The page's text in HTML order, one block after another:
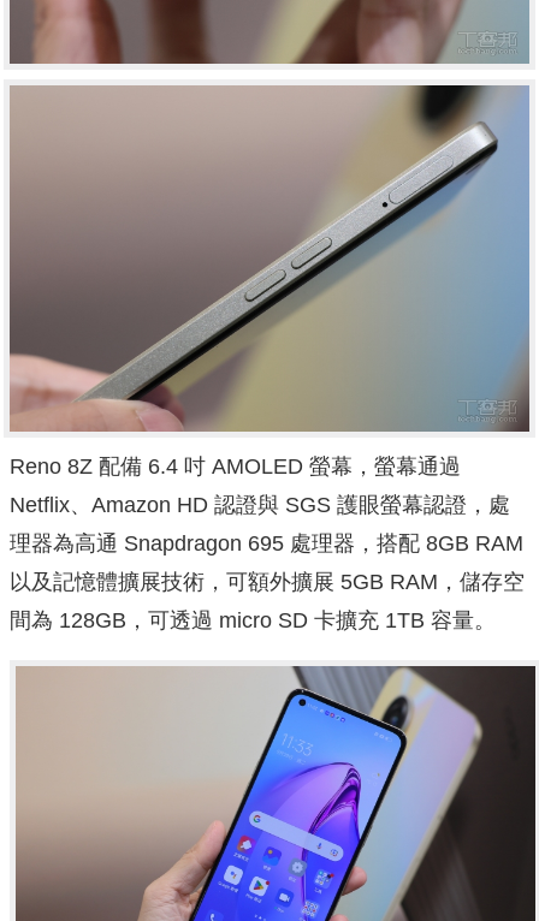
Reno 8Z 配備 6.4 吋 AMOLED 螢幕，螢幕通過
Netflix、Amazon HD 認證與 SGS 護眼螢幕認證，處
理器為高通 Snapdragon 695 處理器，搭配 8GB RAM
以及記憶體擴展技術，可額外擴展 5GB RAM，儲存空
間為 128GB，可透過 micro SD 卡擴充 1TB 容量。